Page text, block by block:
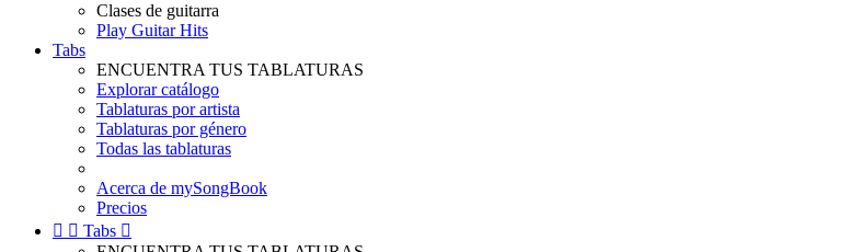
Clases de guitarra
Play Guitar Hits
Tabs
ENCUENTRA TUS TABLATURAS
Explorar catálogo
Tablaturas por artista
Tablaturas por género
Todas las tablaturas
Acerca de mySongBook
Precios
  Tabs 